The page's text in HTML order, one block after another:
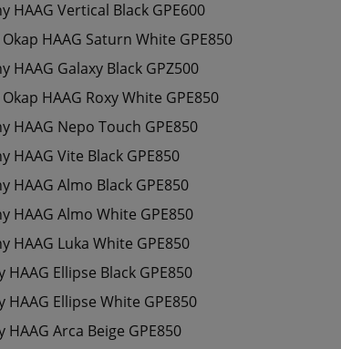
HAAG Vertical Black GPE600
HAAG Saturn White GPE850
HAAG Galaxy Black GPZ500
HAAG Roxy White GPE850
HAAG Nepo Touch GPE850
HAAG Vite Black GPE850
HAAG Almo Black GPE850
HAAG Almo White GPE850
HAAG Luka White GPE850
HAAG Ellipse Black GPE850
HAAG Ellipse White GPE850
HAAG Arca Beige GPE850